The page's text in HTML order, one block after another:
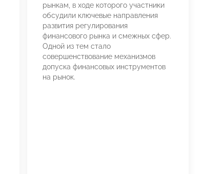
рынкам, в ходе которого участники
обсудили ключевые направления
развития регулирования
финансового рынка и смежных сфер.
Одной из тем стало
совершенствование механизмов
допуска финансовых инструментов
на рынок.